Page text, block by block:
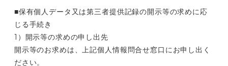
■保有個人データ又は第三者提供記録の開示等の求めに応
じる手続き
1）開示等の求めの申し出先
開示等のお求めは、上記個人情報問合せ窓口にお申し出く
ださい。